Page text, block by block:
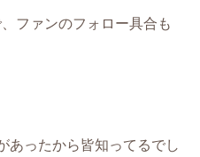
ファンのフォロー具合も
あったから皆知ってるでし